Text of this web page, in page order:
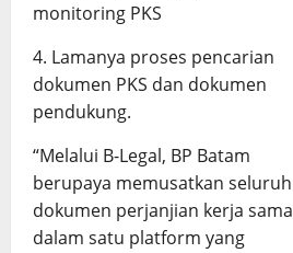
monitoring PKS
4. ⁠Lamanya proses pencarian
dokumen PKS dan dokumen
pendukung.
“Melalui B-Legal, BP Batam
berupaya memusatkan seluruh
dokumen perjanjian kerja sama
dalam satu platform yang